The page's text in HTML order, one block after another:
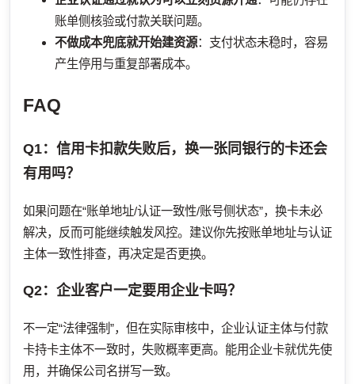
账单侧核验或付款关联问题。
不做成本兜底就开始建资源：支付状态未稳时，容易
产生停用与重复部署成本。
FAQ
Q1：信用卡扣款失败后，换一张同银行的卡还会
有用吗？
如果问题在“账单地址/认证一致性/账号侧状态”，换卡未必
解决，反而可能继续触发风控。建议你先按账单地址与认证
主体一致性排查，再决定是否更换。
Q2：企业客户一定要用企业卡吗？
不一定“法律强制”，但在实际审核中，企业认证主体与付款
卡持卡主体不一致时，失败概率更高。能用企业卡就优先使
用，并确保公司名拼写一致。